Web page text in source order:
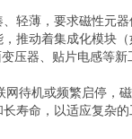
、轻薄，要求磁性元
推动着集成化模块（
压器、贴片电感等新
网待机或频繁启停，
寿命，以适应复杂的